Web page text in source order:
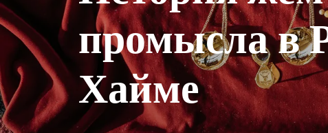
Интерконтиненталь Рас-эль-Хайма Мина
Аль Араб Резорт энд Спа
Доступное путешествие
промысла в
Хайме